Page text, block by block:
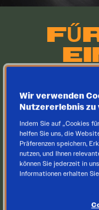
EINSATZ
Wir verwenden
Nutzererlebnis zu
Indem Sie auf „Cookies
helfen Sie uns, die
Präferenzen speichern,
nutzen, und Ihnen
können Sie jederzeit in
Informationen erhalten